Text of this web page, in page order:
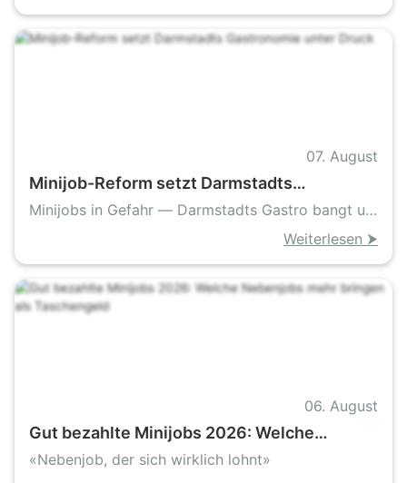
07. August
Minijob-Reform setzt Darmstadts
Gastronomie unter Druck
Minijobs in Gefahr — Darmstadts Gastro bangt um
Weiterlesen ⮞
06. August
Gut bezahlte Minijobs 2026: Welche
Nebenjobs mehr bringen als Taschengeld
«Nebenjob, der sich wirklich lohnt»